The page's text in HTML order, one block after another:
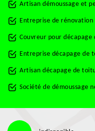
Artisan démoussage et
Entreprise de
Couvreur pour
Entreprise décapage de
Artisan décapage de
Société de démoussage